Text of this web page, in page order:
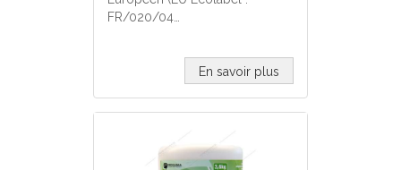
FR/020/04…
En savoir plus